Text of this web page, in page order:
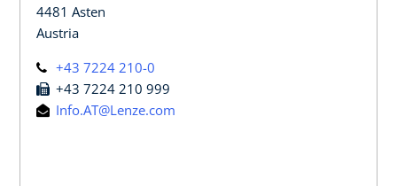
4481 Asten
Austria
+43 7224 210-0
+43 7224 210 999
Info.AT@Lenze.com